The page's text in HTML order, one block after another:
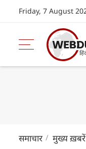
Friday, 7 August
समाचार मुख्य ख़बरें